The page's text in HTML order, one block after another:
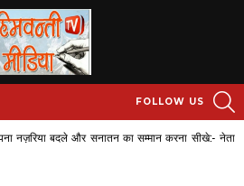
FOLLOW US
नज़रिया बदले और सनातन का सम्मान करना सीखे:- नेता